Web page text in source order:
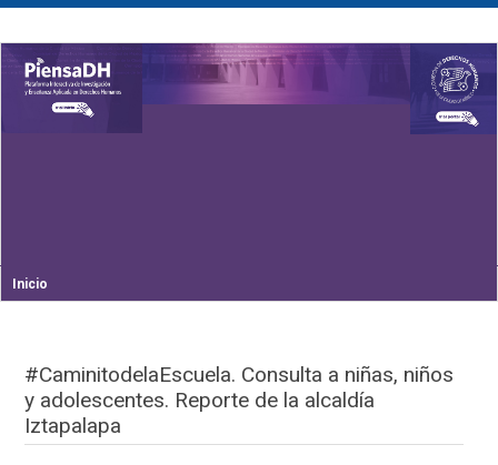
Inicio
#CaminitodelaEscuela. Consulta a niñas, niños
y adolescentes. Reporte de la alcaldía
Iztapalapa